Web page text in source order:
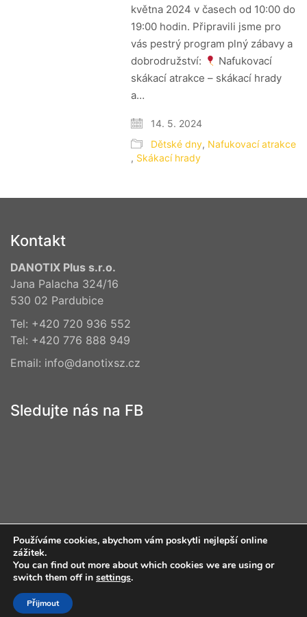
května 2024 v časech od 10:00 do
19:00 hodin. Připravili jsme pro
vás pestrý program plný zábavy a
dobrodružství:
Nafukovací
skákací atrakce – skákací hrady
a…
14. 5. 2024
Dětské dny, Nafukovací atrakce
, Skákací hrady
Kontakt
DANOTIX Plus s.r.o.
Jana Palacha 324/16
530 02 Pardubice
Tel: +420 720 936 552
Tel: +420 776 888 949
Email: info@danotixsz.cz
Sledujte nás na FB
Pozvánka na Dětský den plný zábavy!
Reserved - powered by SKY Promotion s.r.o.
Používáme cookies, abychom vám poskytli nejlepší online
zážitek.
You can find out more about which cookies we are using or
switch them off in settings.
Přijmout